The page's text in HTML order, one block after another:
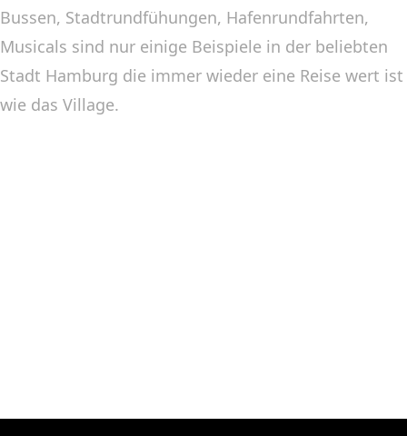
Bussen, Stadtrundfühungen, Hafenrundfahrten,
Musicals sind nur einige Beispiele in der beliebten
Stadt Hamburg die immer wieder eine Reise wert ist
wie das Village.